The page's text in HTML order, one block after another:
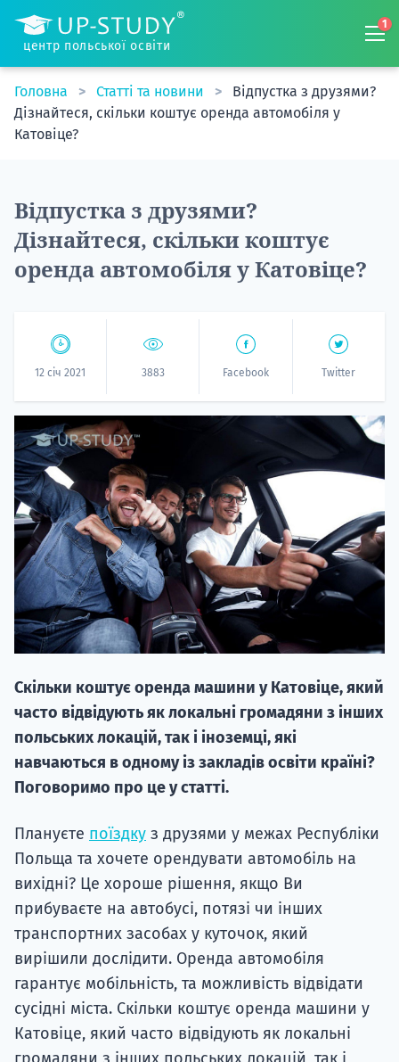
центр польської освіти
1
Головна Статті та новини
Відпустка з друзями?
Дізнайтеся, скільки коштує оренда автомобіля у
Катовіце?
Відпустка з друзями?
Дізнайтеся, скільки коштує
оренда автомобіля у Катовіце?
12 січ 2021 3883 Facebook Twitter
Скільки коштує оренда машини у Катовіце, який
часто відвідують як локальні громадяни з інших
польських локацій, так і іноземці, які
навчаються в одному із закладів освіти країні?
Поговоримо про це у статті.
Плануєте поїздку з друзями у межах Республіки
Польща та хочете орендувати автомобіль на
вихідні? Це хороше рішення, якщо Ви
прибуваєте на автобусі, потязі чи інших
транспортних засобах у куточок, який
вирішили дослідити. Оренда автомобіля
гарантує мобільність, та можливість відвідати
сусідні міста. Скільки коштує оренда машини у
Катовіце, який часто відвідують як локальні
НАБІР
вступ на